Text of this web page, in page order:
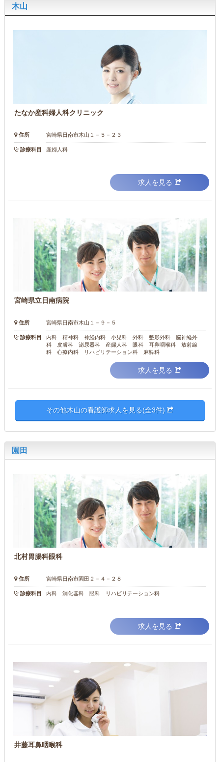
木山
たなか産科婦人科クリニック
住所 宮崎県日南市木山１－５－２３
診療科目 産婦人科
求人を見る
宮崎県立日南病院
住所 宮崎県日南市木山１－９－５
診療科目
内科 精神科 神経内科 小児科 外科 整形外科 脳神経外
科 皮膚科 泌尿器科 産婦人科 眼科 耳鼻咽喉科 放射線
科 心療内科 リハビリテーション科 麻酔科
求人を見る
その他木山の看護師求人を見る(全3件)
園田
北村胃腸科眼科
住所 宮崎県日南市園田２－４－２８
診療科目 内科 消化器科 眼科 リハビリテーション科
求人を見る
井藤耳鼻咽喉科